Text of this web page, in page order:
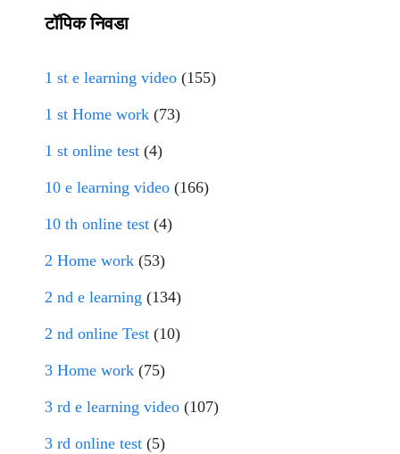
टॉपिक निवडा
1 st e learning video (155)
1 st Home work (73)
1 st online test (4)
10 e learning video (166)
10 th online test (4)
2 Home work (53)
2 nd e learning (134)
2 nd online Test (10)
3 Home work (75)
3 rd e learning video (107)
3 rd online test (5)